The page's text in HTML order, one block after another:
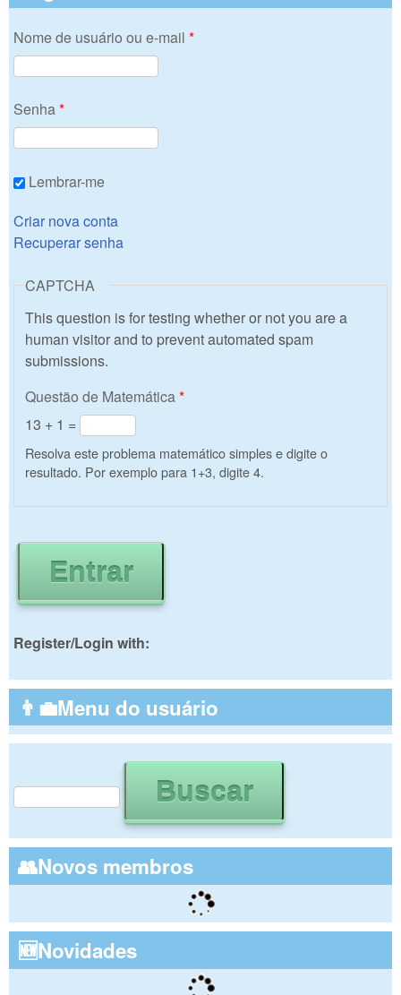
Nome de usuário ou e-mail *
Senha*
Lembrar-me
Criar nova conta
Recuperar senha
CAPTCHA
This question is for testing whether or not you are a
human visitor and to prevent automated spam
submissions.
Questão de Matemática*
13 + 1 =
Resolva este problema matemático simples e digite o
resultado. Por exemplo para 1+3, digite 4.
Register/Login with:
👨‍💼Menu do usuário
Formulário de busca
👥Novos membros
🆕Novidades